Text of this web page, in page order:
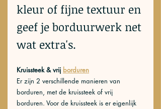
kleur of fijne textuur en
geef je borduurwerk net
wat extra's.
Kruissteek & vrij borduren
Er zijn 2 verschillende manieren van
borduren, met de kruissteek of vrij
borduren. Voor de kruissteek is er eigenlijk